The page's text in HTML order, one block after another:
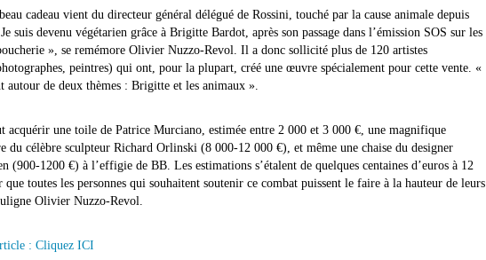
cadeau vient du directeur général délégué de Rossini, touché par la cause animale depuis
suis devenu végétarien grâce à Brigitte Bardot, après son passage dans l’émission SOS sur les
», se remémore Olivier Nuzzo-Revol. Il a donc sollicité plus de 120 artistes
peintres) qui ont, pour la plupart, créé une œuvre spécialement pour cette vente. «
autour de deux thèmes : Brigitte et les animaux ».
acquérir une toile de Patrice Murciano, estimée entre 2 000 et 3 000 €, une magnifique
du célèbre sculpteur Richard Orlinski (8 000-12 000 €), et même une chaise du designer
(900-1200 €) à l’effigie de BB. Les estimations s’étalent de quelques centaines d’euros à 12
toutes les personnes qui souhaitent soutenir ce combat puissent le faire à la hauteur de leurs
Olivier Nuzzo-Revol.
: Cliquez ICI